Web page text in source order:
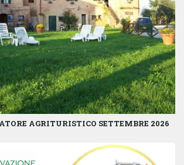
AGRITURISTICO SETTEMBRE 2026